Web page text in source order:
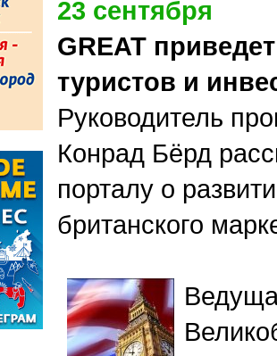
23 сентября
GREAT
туристов и
Руководитель
Конрад Бёрд
порталу о
британского